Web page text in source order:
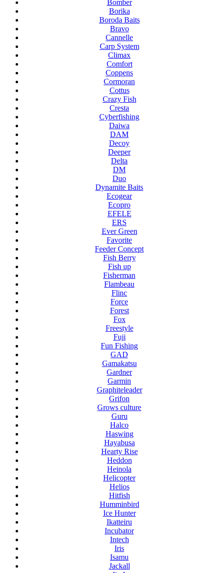
Bomber
Borika
Boroda Baits
Bravo
Cannelle
Carp System
Climax
Comfort
Coppens
Cormoran
Cottus
Crazy Fish
Cresta
Cyberfishing
Daiwa
DAM
Decoy
Deeper
Delta
DM
Duo
Dynamite Baits
Ecogear
Ecopro
EFELE
ERS
Ever Green
Favorite
Feeder Concept
Fish Berry
Fish up
Fisherman
Flambeau
Flinc
Force
Forest
Fox
Freestyle
Fuji
Fun Fishing
GAD
Gamakatsu
Gardner
Garmin
Graphiteleader
Grifon
Grows culture
Guru
Halco
Haswing
Hayabusa
Hearty Rise
Heddon
Heinola
Helicopter
Helios
Hitfish
Humminbird
Ice Hunter
Ikatteiru
Incubator
Intech
Iris
Isamu
Jackall